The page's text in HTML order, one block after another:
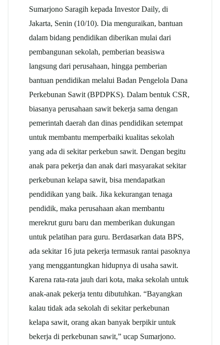
Sumarjono Saragih kepada Investor Daily, di
Jakarta, Senin (10/10). Dia menguraikan, bantuan
dalam bidang pendidikan diberikan mulai dari
pembangunan sekolah, pemberian beasiswa
langsung dari perusahaan, hingga pemberian
bantuan pendidikan melalui Badan Pengelola Dana
Perkebunan Sawit (BPDPKS). Dalam bentuk CSR,
biasanya perusahaan sawit bekerja sama dengan
pemerintah daerah dan dinas pendidikan setempat
untuk membantu memperbaiki kualitas sekolah
yang ada di sekitar perkebun sawit. Dengan begitu
anak para pekerja dan anak dari masyarakat sekitar
perkebunan kelapa sawit, bisa mendapatkan
pendidikan yang baik. Jika kekurangan tenaga
pendidik, maka perusahaan akan membantu
merekrut guru baru dan memberikan dukungan
untuk pelatihan para guru. Berdasarkan data BPS,
ada sekitar 16 juta pekerja termasuk rantai pasoknya
yang menggantungkan hidupnya di usaha sawit.
Karena rata-rata jauh dari kota, maka sekolah untuk
anak-anak pekerja tentu dibutuhkan. “Bayangkan
kalau tidak ada sekolah di sekitar perkebunan
kelapa sawit, orang akan banyak berpikir untuk
bekerja di perkebunan sawit,” ucap Sumarjono.